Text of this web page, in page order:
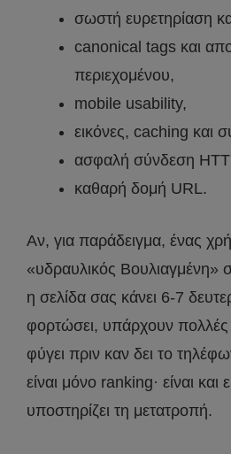
σωστή ευρετηρίαση
canonical tags και
περιεχομένου,
mobile usability,
εικόνες, caching και
ασφαλή σύνδεση
καθαρή δομή URL.
Αν, για παράδειγμα, ένας
«υδραυλικός Βουλιαγμένη»
η σελίδα σας κάνει 6-7
φορτώσει, υπάρχουν πολλές
φύγει πριν καν δει το
είναι μόνο ranking· είναι και
υποστηρίζει τη μετατροπή.